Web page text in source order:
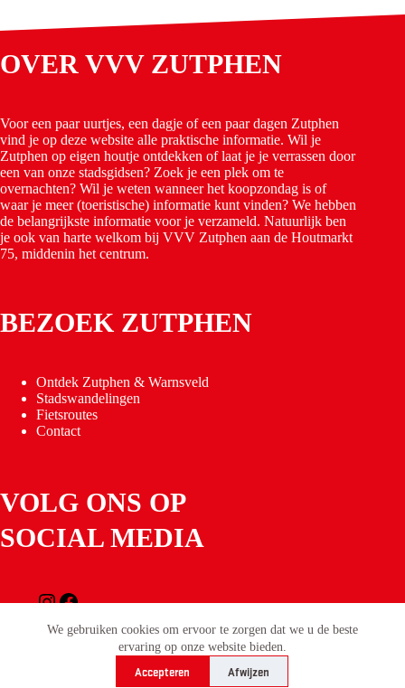
We gebruiken cookies om ervoor te zorgen dat we u de beste
ervaring op onze website bieden.
Accepteren Afwijzen
OVER VVV ZUTPHEN
Voor een paar uurtjes, een dagje of een paar dagen Zutphen
vind je op deze website alle praktische informatie. Wil je
Zutphen op eigen houtje ontdekken of laat je je verrassen door
een van onze stadsgidsen? Zoek je een plek om te
overnachten? Wil je weten wanneer het koopzondag is of
waar je meer (toeristische) informatie kunt vinden? We hebben
de belangrijkste informatie voor je verzameld. Natuurlijk ben
je ook van harte welkom bij VVV Zutphen aan de Houtmarkt
75, middenin het centrum.
BEZOEK ZUTPHEN
Ontdek Zutphen & Warnsveld
Stadswandelingen
Fietsroutes
Contact
VOLG ONS OP
SOCIAL MEDIA
Instagram
Copyright © 2026 Stichting Zutphen Promotie-
Privacyverklaring
- Ontwikkeld door Best4u Media